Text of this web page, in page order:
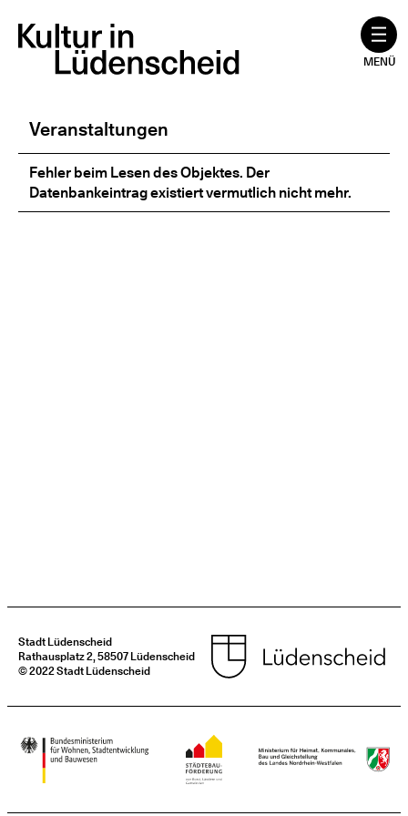
Inhalt
springen
MENÜ
Veranstaltungen
Fehler beim Lesen des Objektes. Der
Datenbankeintrag existiert vermutlich nicht mehr.
Stadt Lüdenscheid
Rathausplatz 2, 58507 Lüdenscheid
© 2022 Stadt Lüdenscheid